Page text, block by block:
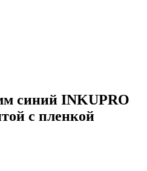
синий INKUPRO
с пленкой